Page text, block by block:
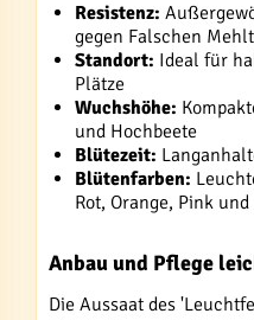
Resistenz:
gegen Falschen
Standort: Ideal für
Plätze
Wuchshöhe:
und Hochbeete
Blütezeit:
Blütenfarben:
Rot, Orange, Pink
Anbau und Pflege
Die Aussaat des